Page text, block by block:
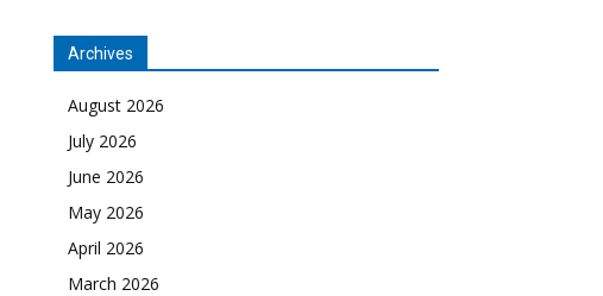
Archives
August 2026
July 2026
June 2026
May 2026
April 2026
March 2026